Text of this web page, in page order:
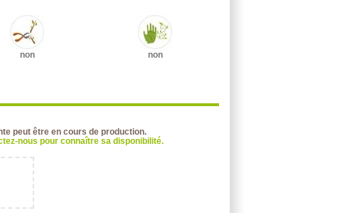
non non
peut être en cours de production.
nous pour connaître sa disponibilité.